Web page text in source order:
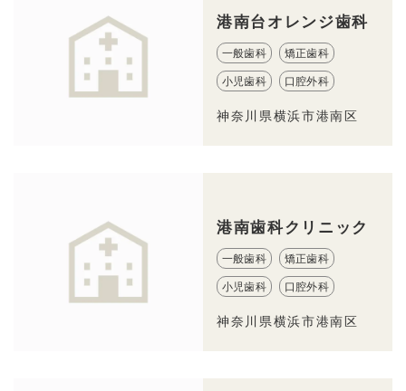
港南台オレンジ歯科
一般歯科 矯正歯科
小児歯科 口腔外科
神奈川県横浜市港南区
港南歯科クリニック
一般歯科 矯正歯科
小児歯科 口腔外科
神奈川県横浜市港南区